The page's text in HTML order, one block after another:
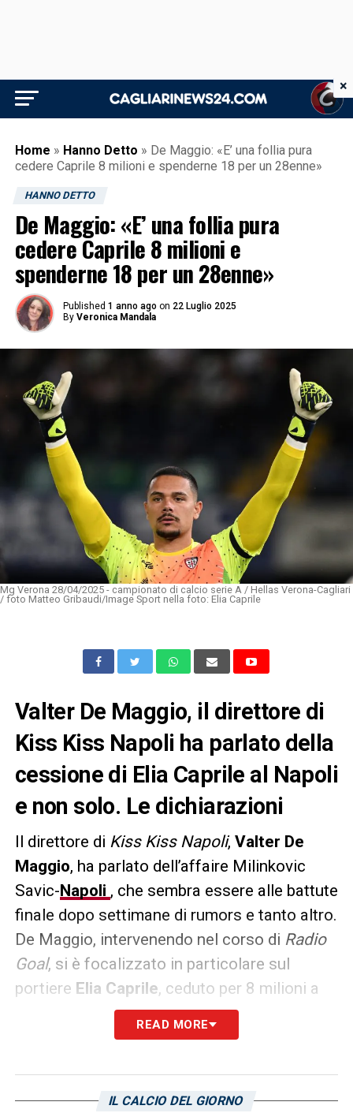
Home » Hanno Detto » De Maggio: «E’ una follia pura
cedere Caprile 8 milioni e spenderne 18 per un 28enne»
HANNO DETTO
De Maggio: «E’ una follia pura
cedere Caprile 8 milioni e
spenderne 18 per un 28enne»
Published 1 anno ago on 22 Luglio 2025
By Veronica Mandala
Mg Verona 28/04/2025 - campionato di calcio serie A / Hellas Verona-Cagliari
/ foto Matteo Gribaudi/Image Sport nella foto: Elia Caprile
Valter De Maggio, il direttore di
Kiss Kiss Napoli ha parlato della
cessione di Elia Caprile al Napoli
e non solo. Le dichiarazioni
Il direttore di Kiss Kiss Napoli, Valter De
Maggio, ha parlato dell’affaire Milinkovic
Savic-Napoli , che sembra essere alle battute
finale dopo settimane di rumors e tanto altro.
De Maggio, intervenendo nel corso di Radio
Goal, si è focalizzato in particolare sul
portiere Elia Caprile, ceduto per 8 milioni a
titolo definitivo alCagliari. In merito ha
«Secondo me è una follia pura cedere
Caprile 8 milioni e spenderne 18 per un
READ MORE
IL CALCIO DEL GIORNO
×